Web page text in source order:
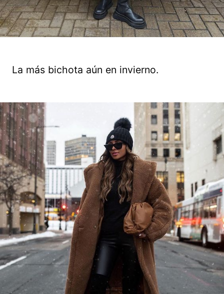
La más bichota aún en invierno.